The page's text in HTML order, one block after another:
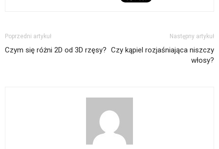
Poprzedni artykuł
Czym się różni 2D od 3D rzęsy?
Następny artykuł
Czy kąpiel rozjaśniająca niszczy
włosy?